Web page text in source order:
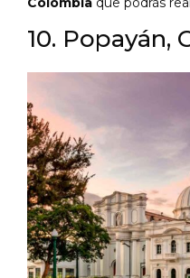
10. Popayán,